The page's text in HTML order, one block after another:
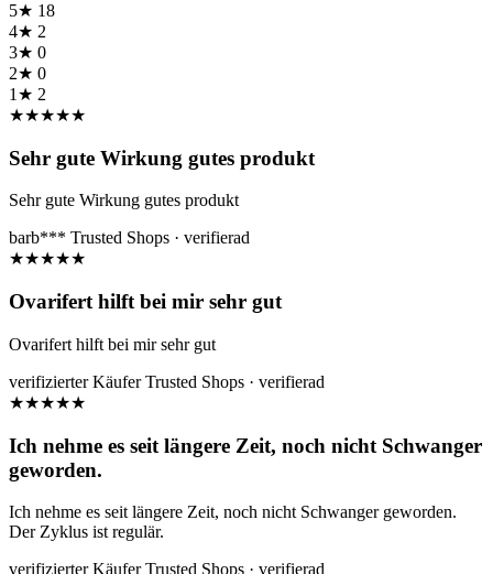
5★ 18
4★ 2
3★ 0
2★ 0
1★ 2
★★★★★
Sehr gute Wirkung gutes produkt
Sehr gute Wirkung gutes produkt
barb*** Trusted Shops · verifierad
★★★★★
Ovarifert hilft bei mir sehr gut
Ovarifert hilft bei mir sehr gut
verifizierter Käufer Trusted Shops · verifierad
★★★★★
Ich nehme es seit längere Zeit, noch nicht Schwanger
geworden.
Ich nehme es seit längere Zeit, noch nicht Schwanger geworden.
Der Zyklus ist regulär.
verifizierter Käufer Trusted Shops · verifierad